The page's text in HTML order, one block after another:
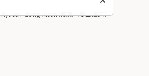
dong Aisan（龍泉洞愛山酒店）